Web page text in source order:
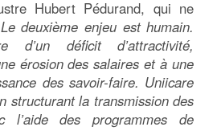
Hubert Pédurand, qui ne
deuxième enjeu est humain.
d’un déficit d’attractivité,
érosion des salaires et à une
des savoir-faire. Uniicare
structurant la transmission des
l’aide des programmes de